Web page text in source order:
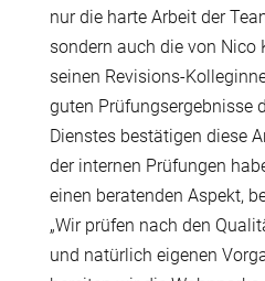
nur die harte Arbeit der
sondern auch die von Nico
seinen Revisions-
guten Prüfungsergebnisse
Dienstes bestätigen diese
der internen Prüfungen
einen beratenden Aspekt,
„Wir prüfen nach den
und natürlich eigenen